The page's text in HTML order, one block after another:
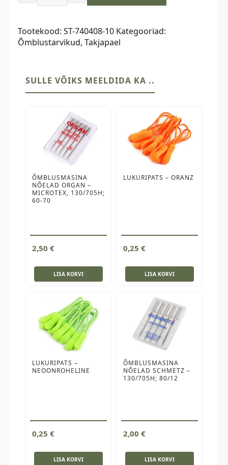
takjakinnitus,
mm,
pakis
tumeroheline
Tootekood: ST-740408-10 Kategooriad:
Õmblustarvikud, Takjapael
SULLE VÕIKS MEELDIDA KA ..
ÕMBLUSMASINA
NÕELAD ORGAN –
MICROTEX, 130/705H;
60-70
2,50 €
LISA KORVI
LUKURIPATS – ORANZ
0,25 €
LISA KORVI
LUKURIPATS –
NEOONROHELINE
0,25 €
LISA KORVI
ÕMBLUSMASINA
NÕELAD SCHMETZ –
130/705H; 80/12
2,00 €
LISA KORVI